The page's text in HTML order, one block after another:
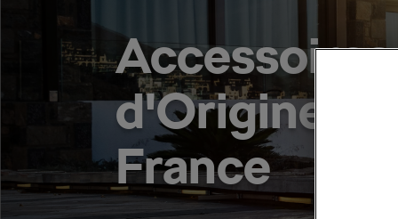
Accessoires
d'Origine
France